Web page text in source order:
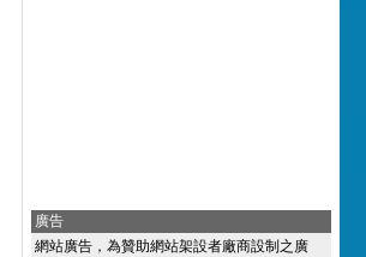
廣告
網站廣告，為贊助網站架設者廠商設制之廣